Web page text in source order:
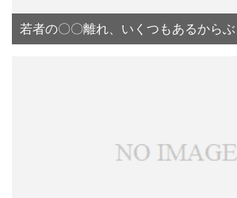
若者の〇〇離れ、いくつもあるからぶ